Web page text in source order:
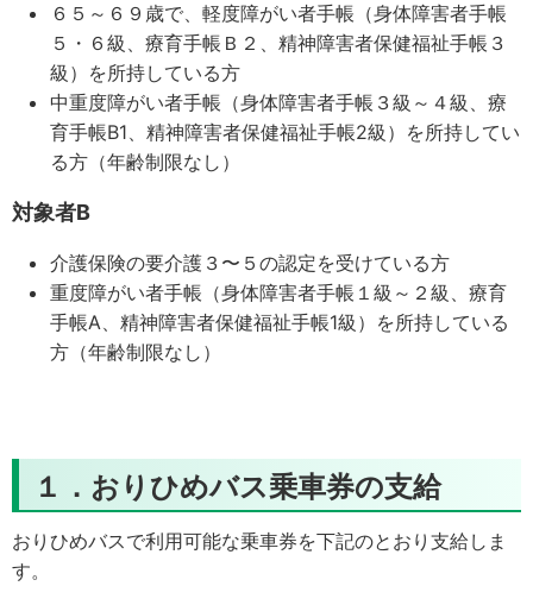
６５～６９歳で、軽度障がい者手帳（身体障害者手帳
５・６級、療育手帳Ｂ２、精神障害者保健福祉手帳３
級）を所持している方
中重度障がい者手帳（身体障害者手帳３級～４級、療
育手帳B1、精神障害者保健福祉手帳2級）を所持してい
る方（年齢制限なし）
対象者B
介護保険の要介護３〜５の認定を受けている方
重度障がい者手帳（身体障害者手帳１級～２級、療育
手帳A、精神障害者保健福祉手帳1級）を所持している
方（年齢制限なし）
１．おりひめバス乗車券の支給
おりひめバスで利用可能な乗車券を下記のとおり支給しま
す。